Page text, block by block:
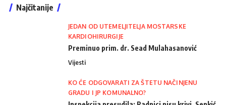
Najčitanije
JEDAN OD UTEMELJITELJA MOSTARSKE
KARDIOHIRURGIJE
Preminuo prim. dr. Sead Mulahasanović
Vijesti
KO ĆE ODGOVARATI ZA ŠTETU NAČINJENU
GRADU I JP KOMUNALNO?